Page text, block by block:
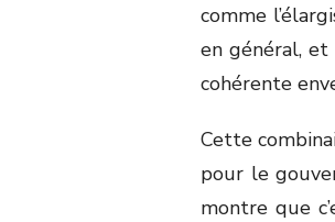
comme
en général,
cohérente
Cette
pour le
montre que